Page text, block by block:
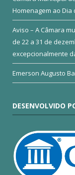
Homenagem ao Dia
Aviso – A Câmara
de 22 a 31 de
excepcionalmente
Emerson Augusto
DESENVOLVIDO